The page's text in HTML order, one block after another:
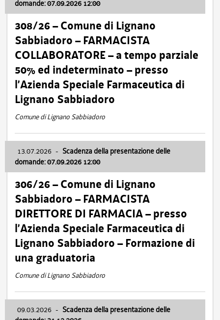
domande: 07.09.2026 12:00
308/26 – Comune di Lignano
Sabbiadoro – FARMACISTA
COLLABORATORE – a tempo parziale
50% ed indeterminato – presso
l’Azienda Speciale Farmaceutica di
Lignano Sabbiadoro
Comune di Lignano Sabbiadoro
13.07.2026 - Scadenza della presentazione delle
domande: 07.09.2026 12:00
306/26 – Comune di Lignano
Sabbiadoro – FARMACISTA
DIRETTORE DI FARMACIA – presso
l’Azienda Speciale Farmaceutica di
Lignano Sabbiadoro – Formazione di
una graduatoria
Comune di Lignano Sabbiadoro
09.03.2026 - Scadenza della presentazione delle